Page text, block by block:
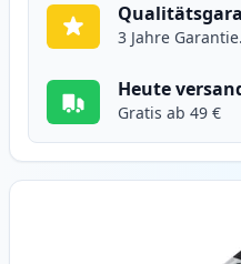
3 Jahre
Heute
Gratis ab 49 €